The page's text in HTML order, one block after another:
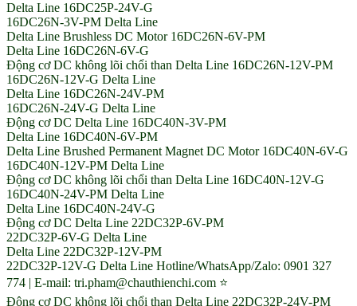
Delta Line 16DC25P-24V-G
16DC26N-3V-PM Delta Line
Delta Line Brushless DC Motor 16DC26N-6V-PM
Delta Line 16DC26N-6V-G
Động cơ DC không lõi chổi than Delta Line 16DC26N-12V-PM
16DC26N-12V-G Delta Line
Delta Line 16DC26N-24V-PM
16DC26N-24V-G Delta Line
Động cơ DC Delta Line 16DC40N-3V-PM
Delta Line 16DC40N-6V-PM
Delta Line Brushed Permanent Magnet DC Motor 16DC40N-6V-G
16DC40N-12V-PM Delta Line
Động cơ DC không lõi chổi than Delta Line 16DC40N-12V-G
16DC40N-24V-PM Delta Line
Delta Line 16DC40N-24V-G
Động cơ DC Delta Line 22DC32P-6V-PM
22DC32P-6V-G Delta Line
Delta Line 22DC32P-12V-PM
22DC32P-12V-G Delta Line Hotline/WhatsApp/Zalo: 0901 327
774 | E-mail: tri.pham@chauthienchi.com ⭐
Động cơ DC không lõi chổi than Delta Line 22DC32P-24V-PM